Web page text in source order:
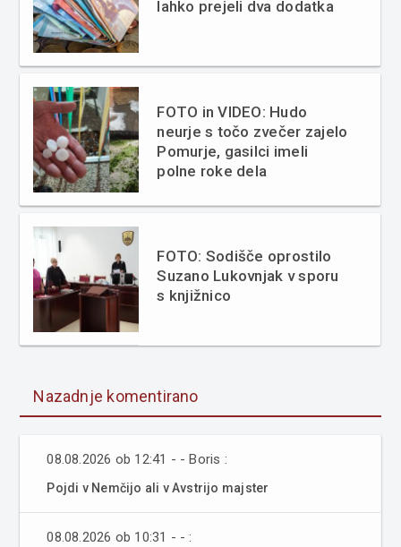
lahko prejeli dva dodatka
FOTO in VIDEO: Hudo
neurje s točo zvečer zajelo
Pomurje, gasilci imeli
polne roke dela
FOTO: Sodišče oprostilo
Suzano Lukovnjak v sporu
s knjižnico
Nazadnje komentirano
08.08.2026 ob 12:41 - - Boris :
Pojdi v Nemčijo ali v Avstrijo majster
08.08.2026 ob 10:31 - - :